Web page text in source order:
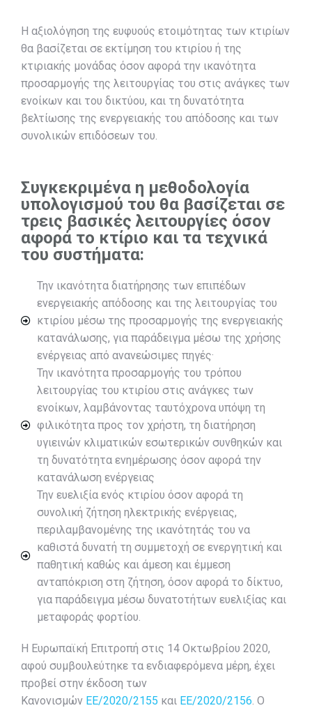
Η αξιολόγηση της ευφυούς ετοιμότητας των κτιρίων
θα βασίζεται σε εκτίμηση του κτιρίου ή της
κτιριακής μονάδας όσον αφορά την ικανότητα
προσαρμογής της λειτουργίας του στις ανάγκες των
ενοίκων και του δικτύου, και τη δυνατότητα
βελτίωσης της ενεργειακής του απόδοσης και των
συνολικών επιδόσεων του.
Συγκεκριμένα η μεθοδολογία
υπολογισμού του θα βασίζεται σε
τρεις βασικές λειτουργίες όσον
αφορά το κτίριο και τα τεχνικά
του συστήματα:
Την ικανότητα διατήρησης των επιπέδων
ενεργειακής απόδοσης και της λειτουργίας του
κτιρίου μέσω της προσαρμογής της ενεργειακής
κατανάλωσης, για παράδειγμα μέσω της χρήσης
ενέργειας από ανανεώσιμες πηγές·
Την ικανότητα προσαρμογής του τρόπου
λειτουργίας του κτιρίου στις ανάγκες των
ενοίκων, λαμβάνοντας ταυτόχρονα υπόψη τη
φιλικότητα προς τον χρήστη, τη διατήρηση
υγιεινών κλιματικών εσωτερικών συνθηκών και
τη δυνατότητα ενημέρωσης όσον αφορά την
κατανάλωση ενέργειας
Την ευελιξία ενός κτιρίου όσον αφορά τη
συνολική ζήτηση ηλεκτρικής ενέργειας,
περιλαμβανομένης της ικανότητάς του να
καθιστά δυνατή τη συμμετοχή σε ενεργητική και
παθητική καθώς και άμεση και έμμεση
ανταπόκριση στη ζήτηση, όσον αφορά το δίκτυο,
για παράδειγμα μέσω δυνατοτήτων ευελιξίας και
μεταφοράς φορτίου.
Η Ευρωπαϊκή Επιτροπή στις 14 Οκτωβρίου 2020,
αφού συμβουλεύτηκε τα ενδιαφερόμενα μέρη, έχει
προβεί στην έκδοση των
Κανονισμών ΕΕ/2020/2155 και ΕΕ/2020/2156. Ο